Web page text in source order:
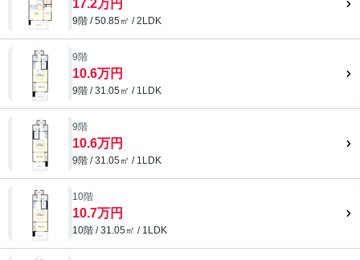
17.2万円
9階 / 50.85㎡ / 2LDK
9階
10.6万円
9階 / 31.05㎡ / 1LDK
9階
10.6万円
9階 / 31.05㎡ / 1LDK
10階
10.7万円
10階 / 31.05㎡ / 1LDK